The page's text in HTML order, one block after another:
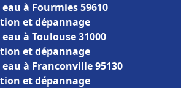
à Fourmies 59610
et dépannage
à Toulouse 31000
et dépannage
à Franconville 95130
et dépannage